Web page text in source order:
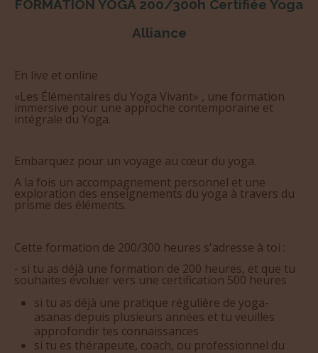
Alliance
«Les Élémentaires du Yoga Vivant» , une formation
immersive pour une approche contemporaine et
intégrale du Yoga.
A la fois un accompagnement personnel et une
exploration des enseignements du yoga à travers du
prisme des éléments.
- si tu as déjà une formation de 200 heures, et que tu
souhaites évoluer vers une certification 500 heures
si tu as déjà une pratique régulière de yoga-
asanas depuis plusieurs années et tu veuilles
approfondir tes connaissances
si tu es thérapeute, coach, ou professionnel du
sport, de la santé et d’aide à la personne et veux
enrichir tes connaissances a travers du yoga